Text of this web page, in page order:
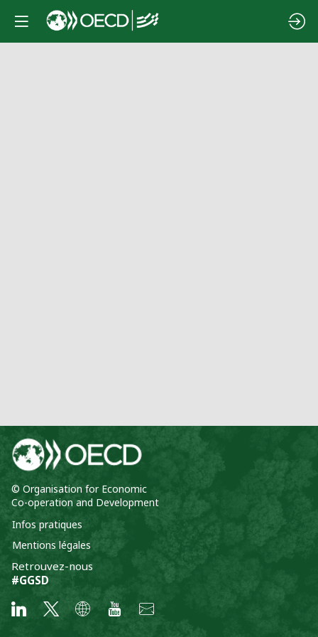
© Organisation for Economic
Co-operation and Development
Infos pratiques
Mentions légales
Retrouvez-nous
#GGSD